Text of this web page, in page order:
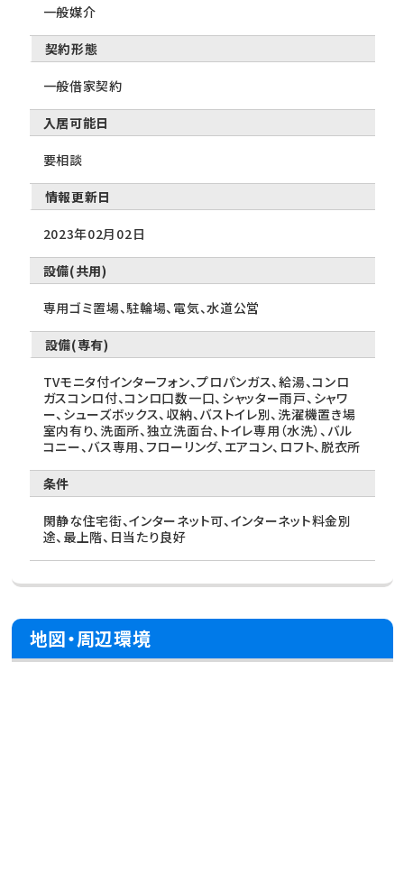
一般媒介
契約形態
一般借家契約
入居可能日
要相談
情報更新日
2023年02月02日
設備(共用)
専用ゴミ置場、駐輪場、電気、水道公営
設備(専有)
TVモニタ付インターフォン、プロパンガス、給湯、コンロ
ガスコンロ付、コンロ口数一口、シャッター雨戸、シャワ
ー、シューズボックス、収納、バストイレ別、洗濯機置き場
室内有り、洗面所、独立洗面台、トイレ専用（水洗）、バル
コニー、バス専用、フローリング、エアコン、ロフト、脱衣所
条件
閑静な住宅街、インターネット可、インターネット料金別
途、最上階、日当たり良好
地図・周辺環境